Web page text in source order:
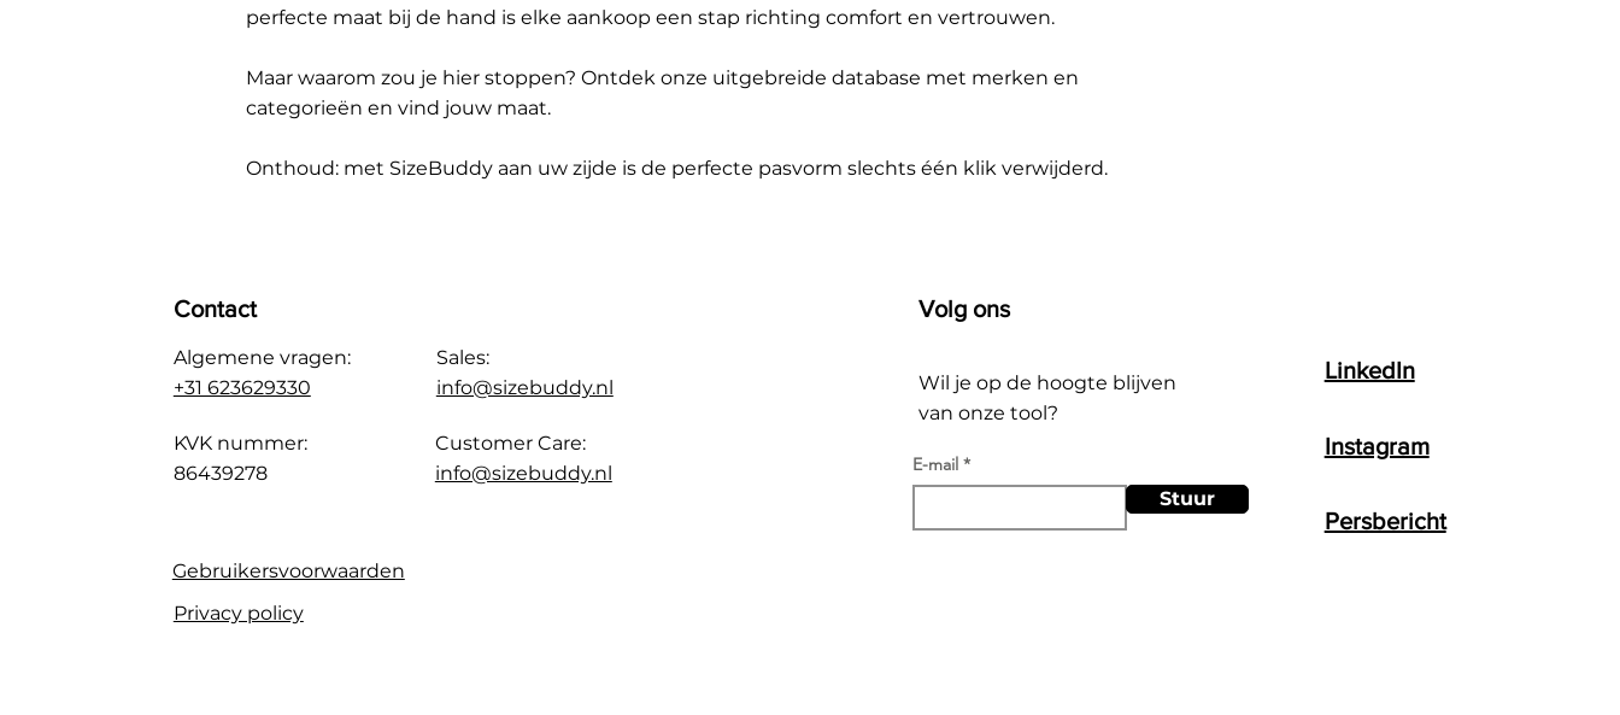
perfecte maat bij de hand is elke aankoop een stap richting comfort en vertrouwen.
Maar waarom zou je hier stoppen? Ontdek onze uitgebreide database met merken en
categorieën en vind jouw maat.
Onthoud: met SizeBuddy aan uw zijde is de perfecte pasvorm slechts één klik verwijderd.
Contact
Algemene vragen:
+31 623629330
KVK nummer:
86439278
Sales:
info@sizebuddy.nl
Customer Care:
info@sizebuddy.nl
Gebruikersvoorwaarden
Privacy policy
Volg ons
Wil je op de hoogte blijven
van onze tool?
E-mail
Stuur
LinkedIn
Instagram
Persbericht